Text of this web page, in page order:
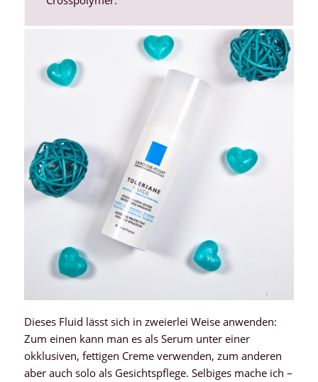
Dieses Fluid lässt sich in zweierlei Weise anwenden:
Zum einen kann man es als Serum unter einer
okklusiven, fettigen Creme verwenden, zum anderen
aber auch solo als Gesichtspflege. Selbiges mache ich –